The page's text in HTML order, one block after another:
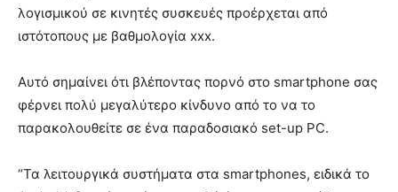
λογισμικού σε κινητές συσκευές προέρχεται από
ιστότοπους με βαθμολογία xxx.
Αυτό σημαίνει ότι βλέποντας πορνό στο smartphone σας
φέρνει πολύ μεγαλύτερο κίνδυνο από το να το
παρακολουθείτε σε ένα παραδοσιακό set-up PC.
“Τα λειτουργικά συστήματα στα smartphones, ειδικά το